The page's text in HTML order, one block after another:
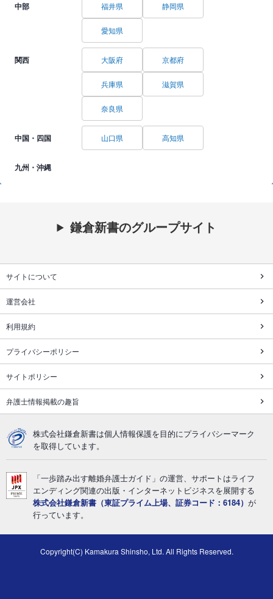
中部 福井県 静岡県
愛知県
関西 大阪府 京都府
兵庫県 滋賀県
奈良県
中国・四国 山口県 高知県
九州・沖縄
鎌倉新書のグループサイト
サイトについて
運営会社
利用規約
プライバシーポリシー
サイトポリシー
弁護士情報掲載の趣旨
株式会社鎌倉新書は個人情報保護を目的にプライバシーマーク
を取得しています。
「一歩踏み出す離婚弁護士ガイド」の運営、サポートはライフ
エンディング関連の出版・インターネットビジネスを展開する
株式会社鎌倉新書（東証プライム上場、証券コード：6184） が
行っています。
Copyright(C) Kamakura Shinsho, Ltd. All Rights Reserved.